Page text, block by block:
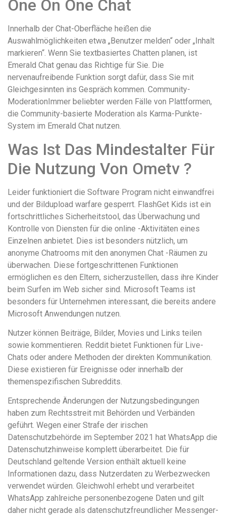
One On One Chat
Innerhalb der Chat-Oberfläche heißen die
Auswahlmöglichkeiten etwa „Benutzer melden“ oder „Inhalt
markieren“. Wenn Sie textbasiertes Chatten planen, ist
Emerald Chat genau das Richtige für Sie. Die
nervenaufreibende Funktion sorgt dafür, dass Sie mit
Gleichgesinnten ins Gespräch kommen. Community-
ModerationImmer beliebter werden Fälle von Plattformen,
die Community-basierte Moderation als Karma-Punkte-
System im Emerald Chat nutzen.
Was Ist Das Mindestalter Für
Die Nutzung Von Ometv ?
Leider funktioniert die Software Program nicht einwandfrei
und der Bildupload warfare gesperrt. FlashGet Kids ist ein
fortschrittliches Sicherheitstool, das Überwachung und
Kontrolle von Diensten für die online -Aktivitäten eines
Einzelnen anbietet. Dies ist besonders nützlich, um
anonyme Chatrooms mit den anonymen Chat -Räumen zu
überwachen. Diese fortgeschrittenen Funktionen
ermöglichen es den Eltern, sicherzustellen, dass ihre Kinder
beim Surfen im Web sicher sind. Microsoft Teams ist
besonders für Unternehmen interessant, die bereits andere
Microsoft Anwendungen nutzen.
Nutzer können Beiträge, Bilder, Movies und Links teilen
sowie kommentieren. Reddit bietet Funktionen für Live-
Chats oder andere Methoden der direkten Kommunikation.
Diese existieren für Ereignisse oder innerhalb der
themenspezifischen Subreddits.
Entsprechende Änderungen der Nutzungsbedingungen
haben zum Rechtsstreit mit Behörden und Verbänden
geführt. Wegen einer Strafe der irischen
Datenschutzbehörde im September 2021 hat WhatsApp die
Datenschutzhinweise komplett überarbeitet. Die für
Deutschland geltende Version enthält aktuell keine
Informationen dazu, dass Nutzerdaten zu Werbezwecken
verwendet würden. Gleichwohl erhebt und verarbeitet
WhatsApp zahlreiche personenbezogene Daten und gilt
daher nicht gerade als datenschutzfreundlicher Messenger-